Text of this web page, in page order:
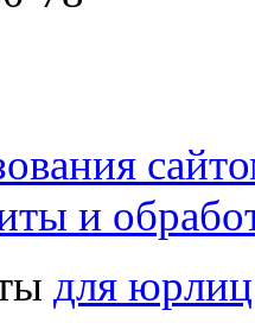
и
для